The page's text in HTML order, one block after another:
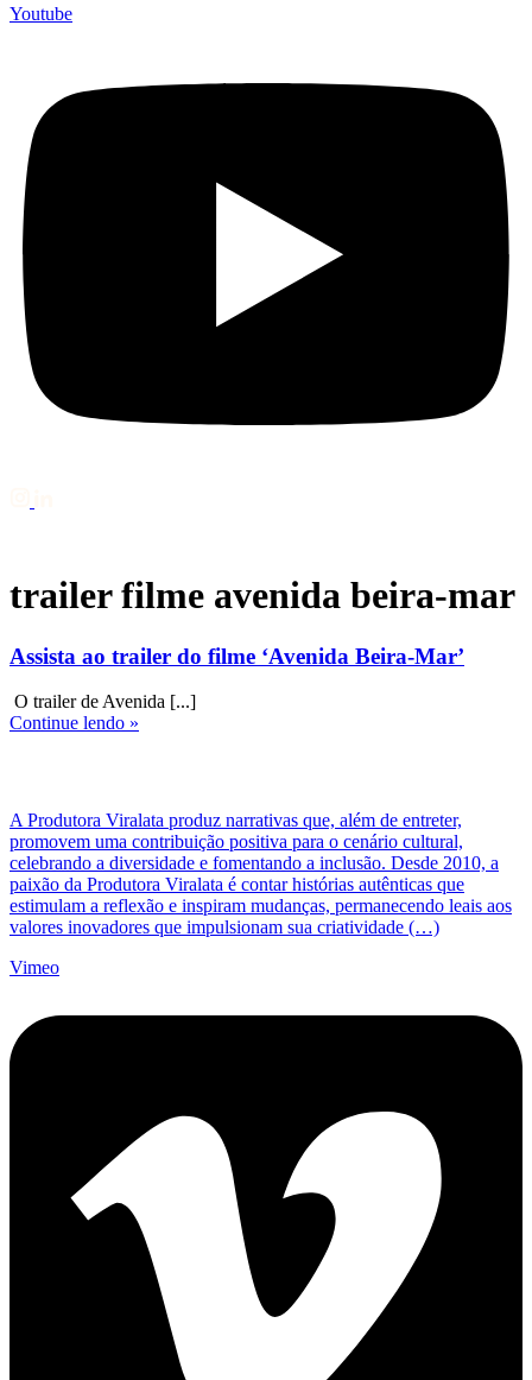
Youtube
trailer filme avenida beira-mar
Assista ao trailer do filme ‘Avenida Beira-Mar’
O trailer de Avenida [...]
Continue lendo »
A Produtora Viralata produz narrativas que, além de entreter,
promovem uma contribuição positiva para o cenário cultural,
celebrando a diversidade e fomentando a inclusão. Desde 2010, a
paixão da Produtora Viralata é contar histórias autênticas que
estimulam a reflexão e inspiram mudanças, permanecendo leais aos
valores inovadores que impulsionam sua criatividade (…)
Vimeo